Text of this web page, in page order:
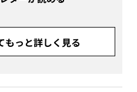
もっと詳しく見る